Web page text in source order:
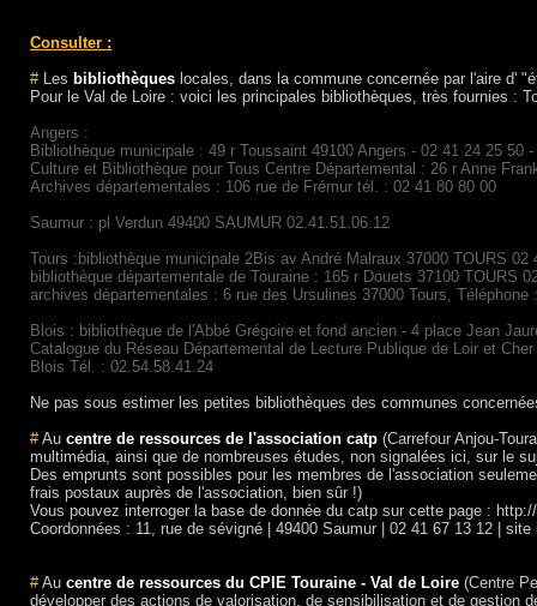
Consulter :
#Les bibliothèques locales, dans la commune concernée par l'aire d'
Pour le Val de Loire : voici les principales bibliothèques, très fournies :
Angers :
Bibliothèque municipale : 49 r Toussaint 49100 Angers - 02 41 24 25 50
Culture et Bibliothèque pour Tous Centre Départemental : 26 r Anne
Archives départementales : 106 rue de Frémur tél. : 02 41 80 80 00
Saumur : pl Verdun 49400 SAUMUR 02.41.51.06.12
Tours :bibliothèque municipale 2Bis av André Malraux 37000 TOURS
bibliothèque départementale de Touraine : 165 r Douets 37100 TOURS
archives départementales : 6 rue des Ursulines 37000 Tours, Téléphone
Blois : bibliothèque de l'Abbé Grégoire et fond ancien - 4 place Jean
Catalogue du Réseau Départemental de Lecture Publique de Loir et
Blois Tél. : 02.54.58.41.24
Ne pas sous estimer les petites bibliothèques des communes
#Au centre de ressources de l'association catp (Carrefour Anjou-
multimédia, ainsi que de nombreuses études, non signalées ici, sur le
Des emprunts sont possibles pour les membres de l'association
frais postaux auprès de l'association, bien sûr !)
Vous pouvez interroger la base de donnée du catp sur cette page :
Coordonnées : 11, rue de sévigné | 49400 Saumur | 02 41 67 13 12 |
#Au centre de ressources du CPIE Touraine - Val de Loire (Centre
développer des actions de valorisation, de sensibilisation et de gestion